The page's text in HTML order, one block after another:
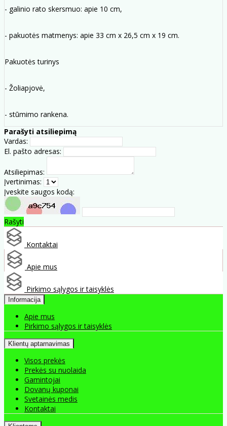
- galinio rato skersmuo: apie 10 cm,
- pakuotės matmenys: apie 33 cm x 26,5 cm x 19 cm.
Pakuotės turinys
- Žoliapjovė,
- stūmimo rankena.
Parašyti atsiliepimą
Vardas:
El. pašto adresas:
Atsiliepimas:
Įvertinimas:
Įveskite saugos kodą:
Rašyti
Kontaktai
Apie mus
Pirkimo sąlygos ir taisyklės
Informacija
Apie mus
Pirkimo sąlygos ir taisyklės
Klientų aptarnavimas
Visos prekės
Prekės su nuolaida
Gamintojai
Dovanų kuponai
Svetainės medis
Kontaktai